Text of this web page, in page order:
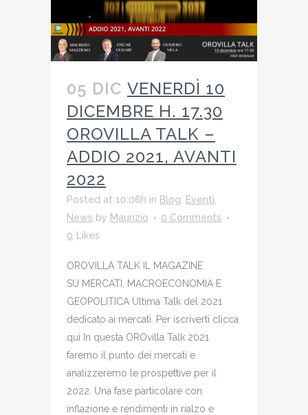
05 DIC VENERDÌ 10
DICEMBRE H. 17.30
OROVILLA TALK –
ADDIO 2021, AVANTI
2022
Posted at 10:06h in Blog Eventi
News by Maurizio
0 Comments
0 Likes
OROVILLA TALK IL MAGAZINE
SU MERCATI, MACROECONOMIA E
GEOPOLITICA Ultima Talk del 2021
dedicato ai mercati. Per iscriverti clicca
qui In questa OROvilla Talk 2021
faremo il punto dei mercati e
analizzeremo le prospettive per il
2022. Una fase particolare con
inflazione e rendimenti in rialzo e